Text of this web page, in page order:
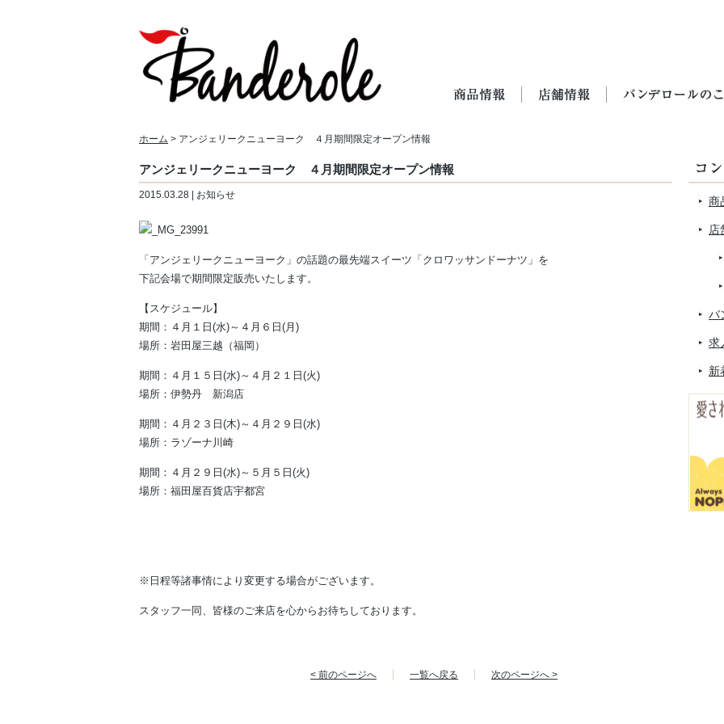
ホーム > アンジェリークニューヨーク ４月期間限定オープン情報
アンジェリークニューヨーク ４月期間限定オープン情報
2015.03.28 | お知らせ
「アンジェリークニューヨーク」の話題の最先端スイーツ「クロワッサンドーナツ」を
下記会場で期間限定販売いたします。
【スケジュール】
期間：４月１日(水)～４月６日(月)
場所：岩田屋三越（福岡）
期間：４月１５日(水)～４月２１日(火)
場所：伊勢丹 新潟店
期間：４月２３日(木)～４月２９日(水)
場所：ラゾーナ川崎
期間：４月２９日(水)～５月５日(火)
場所：福田屋百貨店宇都宮
※日程等諸事情により変更する場合がございます。
スタッフ一同、皆様のご来店を心からお待ちしております。
< 前のページへ 一覧へ戻る 次のページへ >
商
店
バ
求
新